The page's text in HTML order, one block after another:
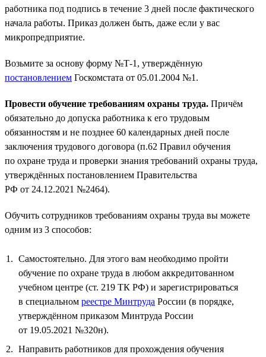
работника под подпись в течение 3 дней после фактического
начала работы. Приказ должен быть, даже если у вас
микропредприятие.
Возьмите за основу форму №Т-1, утверждённую
постановлением Госкомстата от 05.01.2004 №1.
Провести обучение требованиям охраны труда. Причём
обязательно до допуска работника к его трудовым
обязанностям и не позднее 60 календарных дней после
заключения трудового договора (п.62 Правил обучения
по охране труда и проверки знания требований охраны труда,
утверждённых постановлением Правительства
РФ от 24.12.2021 №2464).
Обучить сотрудников требованиям охраны труда вы можете
одним из 3 способов:
Самостоятельно. Для этого вам необходимо пройти
обучение по охране труда в любом аккредитованном
учебном центре (ст. 219 ТК РФ) и зарегистрироваться
в специальном реестре Минтруда России (в порядке,
утверждённом приказом Минтруда России
от 19.05.2021 №320н).
Направить работников для прохождения обучения